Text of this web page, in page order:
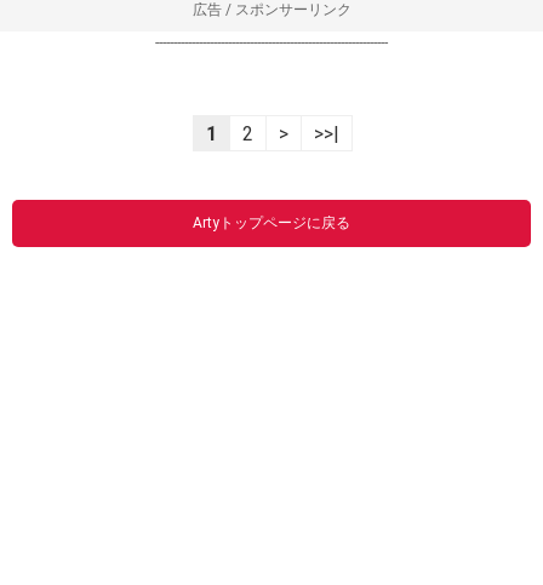
広告 / スポンサーリンク
----------------------------------------------------------------
1 2 > >>|
Artyトップページに戻る